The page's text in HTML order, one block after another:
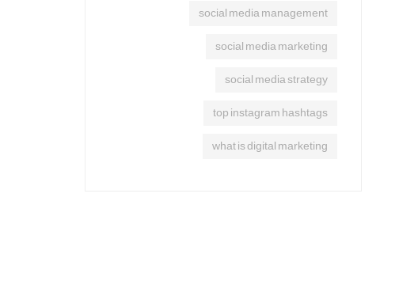
social media management
social media marketing
social media strategy
top instagram hashtags
what is digital marketing